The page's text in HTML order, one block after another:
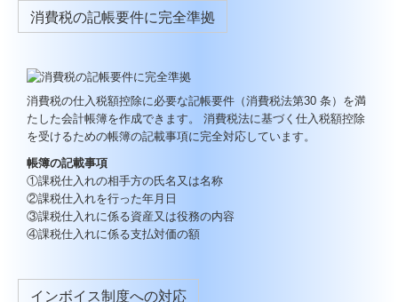
消費税の記帳要件に完全準拠
消費税の仕入税額控除に必要な記帳要件（消費税法第30 条）を満
たした会計帳簿を作成できます。 消費税法に基づく仕入税額控除
を受けるための帳簿の記載事項に完全対応しています。
帳簿の記載事項
①課税仕入れの相手方の氏名又は名称
②課税仕入れを行った年月日
③課税仕入れに係る資産又は役務の内容
④課税仕入れに係る支払対価の額
インボイス制度への対応